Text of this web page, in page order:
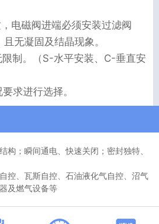
电磁阀进端必须安装过滤阀
无凝固及结晶现象。
制。（S-水平安装、C-垂直安
求进行选择。
构；瞬间通电、快速关闭；密封独特、
控、瓦斯自控、石油液化气自控、沼气
及燃气设备等